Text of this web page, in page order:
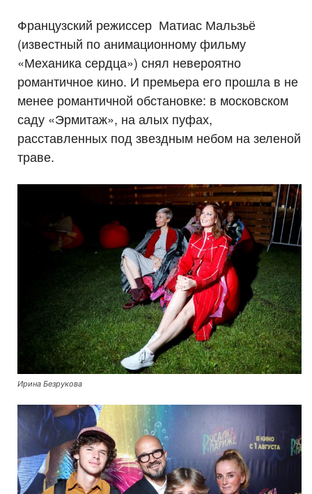
Французский режиссер Матиас Мальзьё
(известный по анимационному фильму
«Механика сердца») снял невероятно
романтичное кино. И премьера его прошла в не
менее романтичной обстановке: в московском
саду «Эрмитаж», на алых пуфах,
расставленных под звездным небом на зеленой
траве.
Ирина Безрукова